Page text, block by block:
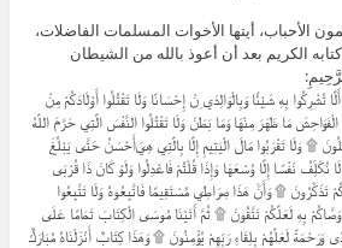
الأحباب، أيتها الأخوات المسلمات الفاضلات،
الكريم بعد أن أعوذ بالله من الشيطان
ﺗُﺸْﺮِﻛُﻮﺍ ﺑِﻪِ ﺷَﻴْﺌًﺎ ﻭَﺑِﺎﻟْﻮَﺍﻟِﺪَﻱ ِﻥْ ﺇِﺣْﺴَﺎﻧًﺎ ﻭَﻟَﺎ ﺗَﻘْﺘُﻠُﻮﺍ ﺃَﻭْﻟَﺎﺩَﻛُﻢْ ﻣِﻦْ
ﺍﻟْﻔَﻮَﺍﺣِﺶَ ﻣَﺎ ﻇَﻬَﺮَ ﻣِﻨْﻬَﺎ ﻭَﻣَﺎ ﺑَﻄَﻦَ ﻭَﻟَﺎ ﺗَﻘْﺘُﻠُﻮﺍ ﺍﻟﻨَّﻔْﺲَ ﺍﻟَّﺘِﻲ ﺣَﺮَّﻡَ ﺍﻟﻠَّﻪُ
۩ ﻭَﻟَﺎ ﺗَﻘْﺮَﺑُﻮﺍ ﻣَﺎﻝَ ﺍﻟْﻴَﺘِﻴﻢِ ﺇِﻟَّﺎ ﺑِﺎﻟَّﺘِﻲ ﻫِﻲَﺃَﺣْﺴَﻦُ ﺣَﺘَّﻰ ﻳَﺒْﻠُﻎَ
ﻧُﻜَﻠِّﻒُ ﻧَﻔْﺴًﺎ ﺇِﻟَّﺎ ﻭُﺳْﻌَﻬَﺎ ﻭَﺇِﺫَﺍ ﻗُﻠْﺘُﻢْ ﻓَﺎﻋْﺪِﻟُﻮﺍ ﻭَﻟَﻮْ ﻛَﺎﻥَ ﺫَﺍ ﻗُﺮْﺑَﻰ
ﺗَﺬَﻛَّﺮُﻭﻥَ ۩ ﻭَﺃَﻥَّ ﻫَﺬَﺍ ﺻِﺮَﺍﻃِﻲ ﻣُﺴْﺘَﻘِﻴﻤًﺎ ﻓَﺎﺗَّﺒِﻌُﻮﻩُ ﻭَﻟَﺎ ﺗَﺘَّﺒِﻌُﻮﺍ
ﺑِﻪِ ﻟَﻌَﻠَّﻜُﻢْ ﺗَﺘَّﻘُﻮﻥَ ۩ ﺛُﻢَّ ﺁَﺗَﻴْﻨَﺎ ﻣُﻮﺳَﻰ ﺍﻟْﻜِﺘَﺎﺏَ ﺗَﻤَﺎﻣًﺎ ﻋَﻠَﻰ
ﻟَﻌَﻠَّﻬُﻢْ ﺑِﻠِﻘَﺎﺀِ ﺭَﺑِّﻬِﻢْ ﻳُﺆْﻣِﻨُﻮﻥَ ۩ ﻭَﻫَﺬَﺍ ﻛِﺘَﺎﺏٌ ﺃَﻧْﺰَﻟْﻨَﺎﻩُ ﻣُﺒَﺎﺭَﻙٌ